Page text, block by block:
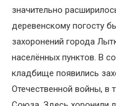
значительно
деревенскому погосту
захоронений города
населённых пунктов. В
кладбище появились
Отечественной войны, в